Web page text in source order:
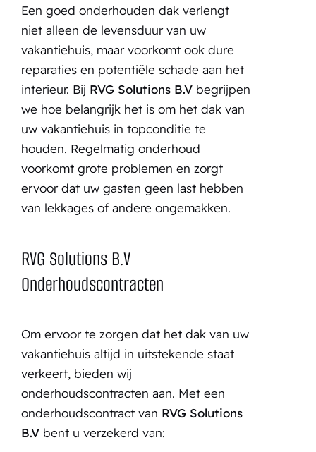
Een goed onderhouden dak verlengt
niet alleen de levensduur van uw
vakantiehuis, maar voorkomt ook dure
reparaties en potentiële schade aan het
interieur. Bij RVG Solutions B.Vbegrijpen
we hoe belangrijk het is om het dak van
uw vakantiehuis in topconditie te
houden. Regelmatig onderhoud
voorkomt grote problemen en zorgt
ervoor dat uw gasten geen last hebben
van lekkages of andere ongemakken.
RVG Solutions B.V
Onderhoudscontracten
Om ervoor te zorgen dat het dak van uw
vakantiehuis altijd in uitstekende staat
verkeert, bieden wij
onderhoudscontracten aan. Met een
onderhoudscontract van RVG Solutions
B.Vbent u verzekerd van: